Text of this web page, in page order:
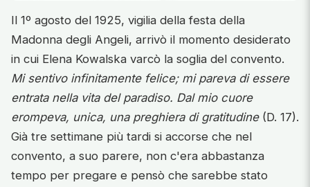
Il 1º agosto del 1925, vigilia della festa della
Madonna degli Angeli, arrivò il momento desiderato
in cui Elena Kowalska varcò la soglia del convento.
Mi sentivo infinitamente felice; mi pareva di essere
entrata nella vita del paradiso. Dal mio cuore
erompeva, unica, una preghiera di gratitudine(D. 17).
Già tre settimane più tardi si accorse che nel
convento, a suo parere, non c'era abbastanza
tempo per pregare e pensò che sarebbe stato